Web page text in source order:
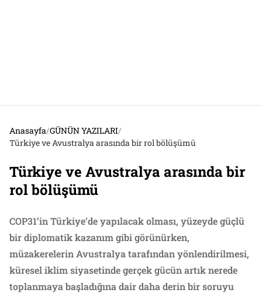
Anasayfa/GÜNÜN YAZILARI/
Türkiye ve Avustralya arasında bir rol bölüşümü
Türkiye ve Avustralya arasında bir
rol bölüşümü
COP31’in Türkiye’de yapılacak olması, yüzeyde güçlü
bir diplomatik kazanım gibi görünürken,
müzakerelerin Avustralya tarafından yönlendirilmesi,
küresel iklim siyasetinde gerçek gücün artık nerede
toplanmaya başladığına dair daha derin bir soruyu